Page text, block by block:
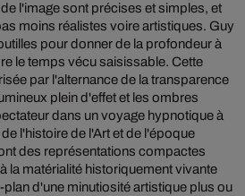
l'image sont précises et simples, et
moins réalistes voire artistiques. Guy
pour donner de la profondeur à
le temps vécu saisissable. Cette
par l'alternance de la transparence
plein d'effet et les ombres
dans un voyage hypnotique à
l'histoire de l'Art et de l'époque
des représentations compactes
la matérialité historiquement vivante
d'une minutiosité artistique plus ou